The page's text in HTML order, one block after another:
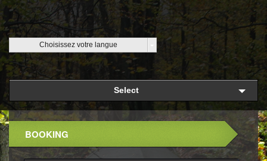
Choisissez votre langue
Select
BOOKING